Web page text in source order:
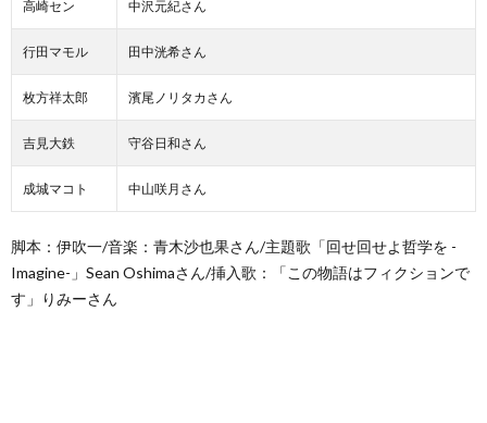
高崎セン 中沢元紀さん
行田マモル 田中洸希さん
枚方祥太郎 濱尾ノリタカさん
吉見大鉄 守谷日和さん
成城マコト 中山咲月さん
脚本：伊吹一/音楽：青木沙也果さん/主題歌「回せ回せよ哲学を -
Imagine-」Sean Oshimaさん/挿入歌：「この物語はフィクションで
す」りみーさん